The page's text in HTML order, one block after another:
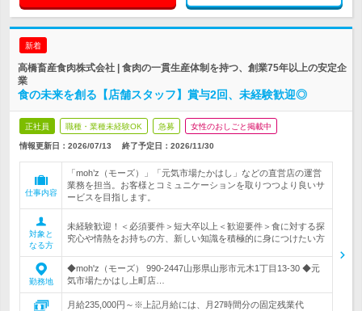
新着
高橋畜産食肉株式会社 | 食肉の一貫生産体制を持つ、創業75年以上の安定企
業
食の未来を創る【店舗スタッフ】賞与2回、未経験歓迎◎
正社員 職種・業種未経験OK 急募 女性のおしごと掲載中
情報更新日：2026/07/13 終了予定日： 2026/11/30
仕事内容
「moh’z（モーズ）」「元気市場たかはし」などの直営店の運営
業務を担当。お客様とコミュニケーションを取りつつより良いサ
ービスを目指します。
対象と
なる方
未経験歓迎！＜必須要件＞短大卒以上＜歓迎要件＞食に対する探
究心や情熱をお持ちの方、新しい知識を積極的に身につけたい方
勤務地
◆moh'z（モーズ） 990-2447山形県山形市元木1丁目13-30 ◆元
気市場たかはし上町店…
月給235,000円～※上記月給には、月27時間分の固定残業代